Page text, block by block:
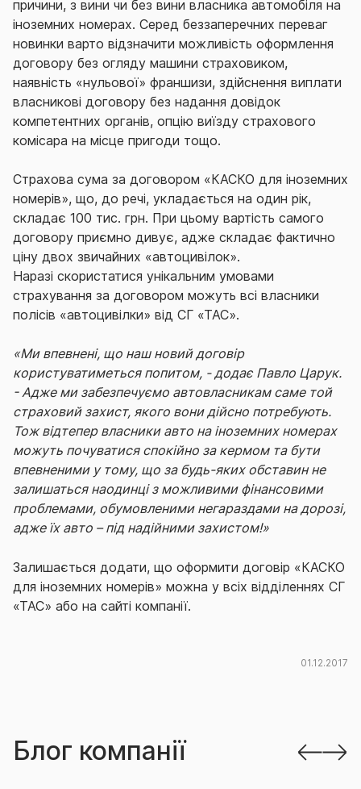
причини, з вини чи без вини власника автомобіля на
іноземних номерах. Серед беззаперечних переваг
новинки варто відзначити можливість оформлення
договору без огляду машини страховиком,
наявність «нульової» франшизи, здійснення виплати
власникові договору без надання довідок
компетентних органів, опцію виїзду страхового
комісара на місце пригоди тощо.
Страхова сума за договором «КАСКО для іноземних
номерів», що, до речі, укладається на один рік,
складає 100 тис. грн. При цьому вартість самого
договору приємно дивує, адже складає фактично
ціну двох звичайних «автоцивілок».
Наразі скористатися унікальним умовами
страхування за договором можуть всі власники
полісів «автоцивілки» від СГ «ТАС».
«Ми впевнені, що наш новий договір
користуватиметься попитом, - додає Павло Царук.
- Адже ми забезпечуємо автовласникам саме той
страховий захист, якого вони дійсно потребують.
Тож відтепер власники авто на іноземних номерах
можуть почуватися спокійно за кермом та бути
впевненими у тому, що за будь-яких обставин не
залишаться наодинці з можливими фінансовими
проблемами, обумовленими негараздами на дорозі,
адже їх авто – під надійними захистом!»
Залишається додати, що оформити договір «КАСКО
для іноземних номерів» можна у всіх відділеннях СГ
«ТАС» або на сайті компанії.
01.12.2017
Блог компанії